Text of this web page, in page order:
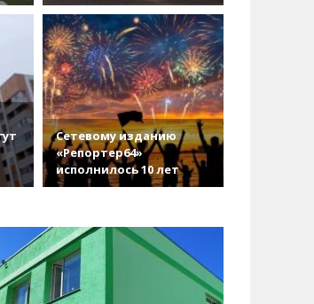
Сетевому изданию
«Репортер64»
исполнилось 10 лет